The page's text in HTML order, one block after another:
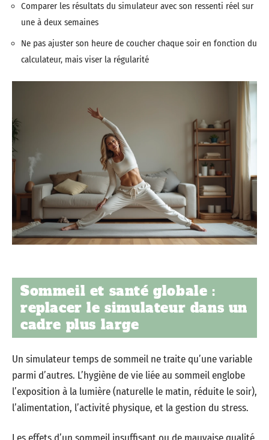
Comparer les résultats du simulateur avec son ressenti réel sur
une à deux semaines
Ne pas ajuster son heure de coucher chaque soir en fonction du
calculateur, mais viser la régularité
Sommeil et santé globale :
replacer le simulateur dans un
cadre plus large
Un simulateur temps de sommeil ne traite qu’une variable
parmi d’autres. L’hygiène de vie liée au sommeil englobe
l’exposition à la lumière (naturelle le matin, réduite le soir),
l’alimentation, l’activité physique, et la gestion du stress.